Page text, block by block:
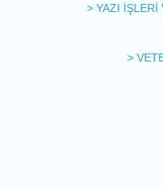
> YAZI İŞLERİ
>